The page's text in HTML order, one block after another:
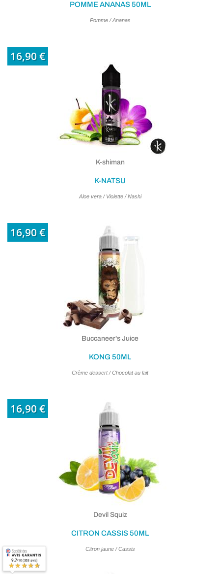
POMME ANANAS 50ML
Pomme / Ananas
16,90 €
K-shiman
K-NATSU
Aloe vera / Violette / Nashi
16,90 €
Buccaneer's Juice
KONG 50ML
Crème dessert / Chocolat au lait
16,90 €
Devil Squiz
CITRON CASSIS 50ML
Citron jaune / Cassis
9.7/10 (353 avis)
★★★★★